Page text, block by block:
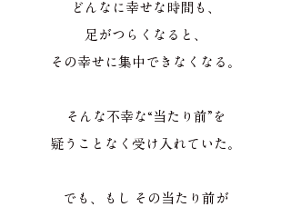
どんなに幸せな時間も、
足がつらくなると、
その幸せに集中できなくなる。
そんな不幸な“当たり前”を
疑うことなく受け入れていた。
でも、もし その当たり前が